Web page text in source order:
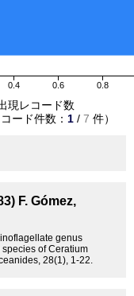
0.4 0.6 0.8
現レコード数
ード件数： 1 / 7 件）
F. Gómez,
genus
of Ceratium
28(1), 1-22.